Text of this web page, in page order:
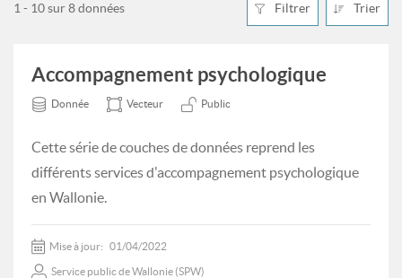
Filtrer Trier
1 - 10 sur 8 données
Accompagnement psychologique
Donnée Vecteur Public
Cette série de couches de données reprend les
différents services d'accompagnement psychologique
en Wallonie.
Mise à jour: 01/04/2022
Service public de Wallonie (SPW)